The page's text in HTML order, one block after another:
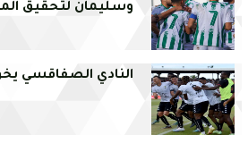
وسليمان لتحقيق
النادي الصفاقسي